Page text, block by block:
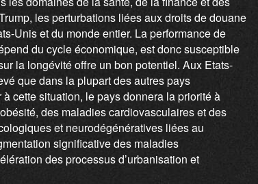
les perturbations liées aux droits de douane
Unis et du monde entier. La performance de
du cycle économique, est donc susceptible
la longévité offre un bon potentiel. Aux Etats-
que dans la plupart des autres pays
cette situation, le pays donnera la priorité à
des maladies cardiovasculaires et des
et neurodégénératives liées au
significative des maladies
des processus d’urbanisation et